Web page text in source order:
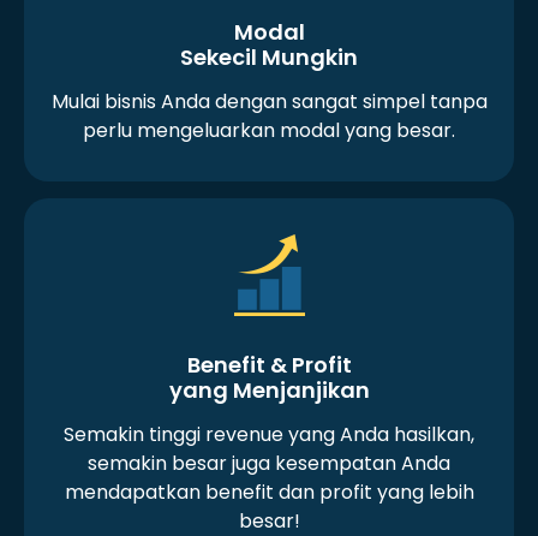
Modal
Sekecil Mungkin
Mulai bisnis Anda dengan sangat simpel tanpa
perlu mengeluarkan modal yang besar.
Benefit & Profit
yang Menjanjikan
Semakin tinggi revenue yang Anda hasilkan,
semakin besar juga kesempatan Anda
mendapatkan benefit dan profit yang lebih
besar!